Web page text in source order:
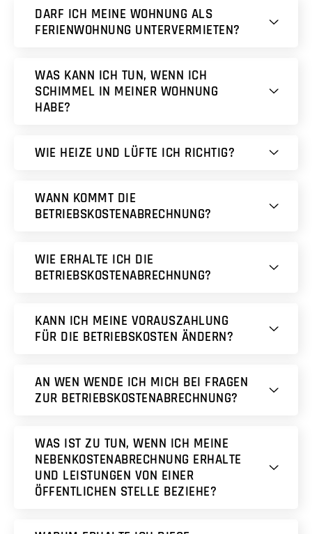
DARF ICH MEINE WOHNUNG ALS
FERIENWOHNUNG UNTERVERMIETEN?
WAS KANN ICH TUN, WENN ICH
SCHIMMEL IN MEINER WOHNUNG
HABE?
WIE HEIZE UND LÜFTE ICH RICHTIG?
WANN KOMMT DIE
BETRIEBSKOSTENABRECHNUNG?
WIE ERHALTE ICH DIE
BETRIEBSKOSTENABRECHNUNG?
KANN ICH MEINE VORAUSZAHLUNG
FÜR DIE BETRIEBSKOSTEN ÄNDERN?
AN WEN WENDE ICH MICH BEI FRAGEN
ZUR BETRIEBSKOSTENABRECHNUNG?
WAS IST ZU TUN, WENN ICH MEINE
NEBENKOSTENABRECHNUNG ERHALTE
UND LEISTUNGEN VON EINER
ÖFFENTLICHEN STELLE BEZIEHE?